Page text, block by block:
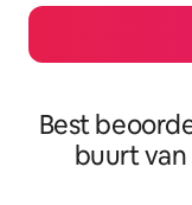
Best
buurt van